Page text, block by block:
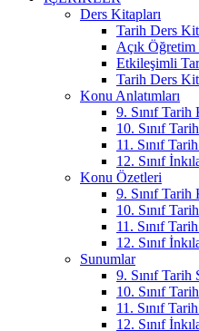
Ders Kitapları
Tarih Ders
Açık
Etkileşimli
Tarih Ders
Konu Anlatımları
9. Sınıf Tarih
10. Sınıf
11. Sınıf
12. Sınıf
Konu Özetleri
9. Sınıf
10. Sınıf
11. Sınıf
12. Sınıf
Sunumlar
9. Sınıf Tarih
10. Sınıf
11. Sınıf
12. Sınıf